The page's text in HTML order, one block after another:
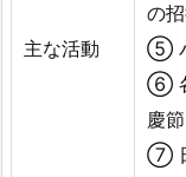
主な活動
の
⑤
⑥
慶
⑦